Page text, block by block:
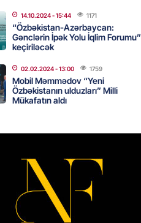
Biznes-dən mikro biznes
5%-dək endirim
- 14:28
- 14:15
karta istədiyiniz qədər
edə bilərsiniz – VİDEO
14.10.2024- 15:44 1171
“Özbəkistan-Azərbaycan:
Gənclərin İpək Yolu İqlim Forumu”
keçiriləcək
02.02.2024- 13:00 1759
Mobil Məmmədov “Yeni
Özbəkistanın ulduzları” Milli
Mükafatın aldı